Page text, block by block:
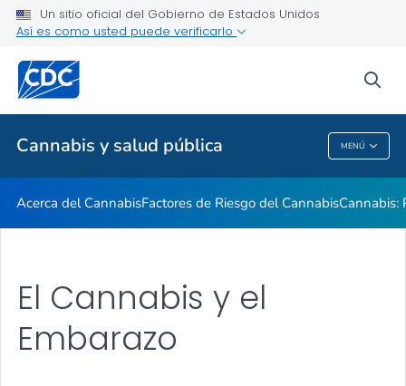
Un sitio oficial del Gobierno de Estados Unidos
Así es como usted puede verificarlo
Cannabis y salud pública MENÚ
Sitios Web Relacionados
Temas relacionados
Cannabis Y Salud Pública
Acerca del CannabisFactores de Riesgo del CannabisCannabis:
El Cannabis y el
Embarazo